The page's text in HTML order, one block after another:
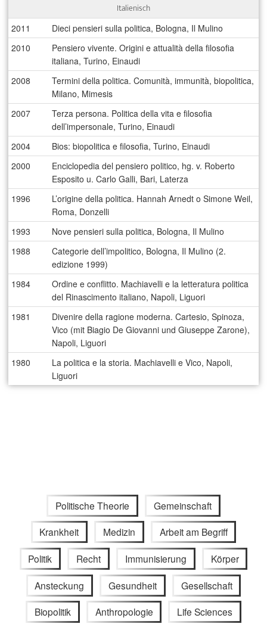
Italienisch
2011
Dieci pensieri sulla politica, Bologna, Il Mulino
2010
Pensiero vivente. Origini e attualità della filosofia
italiana, Turino, Einaudi
2008
Termini della politica. Comunità, immunità, biopolitica,
Milano, Mimesis
2007
Terza persona. Politica della vita e filosofia
dell’impersonale, Turino, Einaudi
2004
Bios: biopolitica e filosofia, Turino, Einaudi
2000
Enciclopedia del pensiero politico, hg. v. Roberto
Esposito u. Carlo Galli, Bari, Laterza
1996
L’origine della politica. Hannah Arnedt o Simone Weil,
Roma, Donzelli
1993
Nove pensieri sulla politica, Bologna, Il Mulino
1988
Categorie dell’impolitico, Bologna, Il Mulino (2.
edizione 1999)
1984
Ordine e conflitto. Machiavelli e la letteratura politica
del Rinascimento italiano, Napoli, Liguori
1981
Divenire della ragione moderna. Cartesio, Spinoza,
Vico (mit Biagio De Giovanni und Giuseppe Zarone),
Napoli, Liguori
1980
La politica e la storia. Machiavelli e Vico, Napoli,
Liguori
Politische Theorie Gemeinschaft
Krankheit Medizin Arbeit am Begriff
Politik Recht Immunisierung Körper
Ansteckung Gesundheit Gesellschaft
Biopolitik Anthropologie Life Sciences